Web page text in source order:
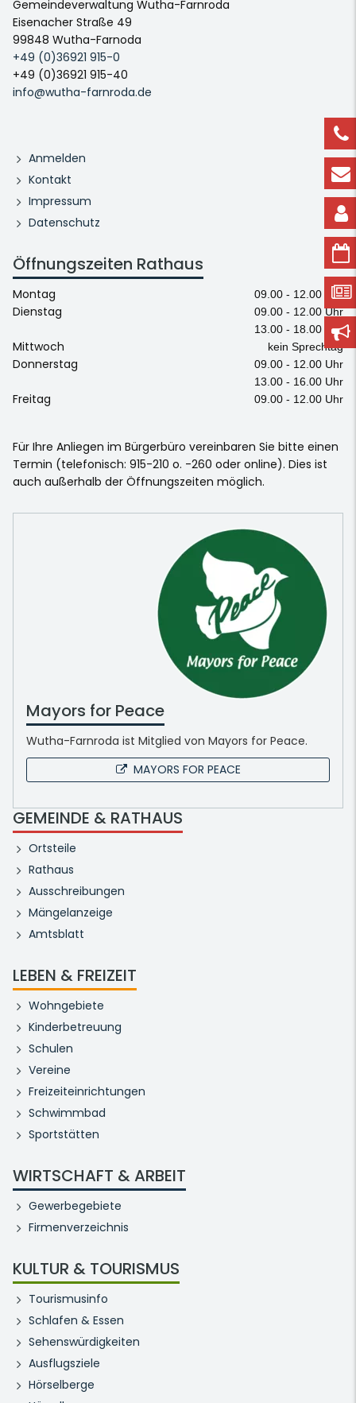
Gemeindeverwaltung Wutha-Farnroda
Eisenacher Straße 49
99848 Wutha-Farnoda
+49 (0)36921 915-0
+49 (0)36921 915-40
info@wutha-farnroda.de
Anmelden
Kontakt
Impressum
Datenschutz
Öffnungszeiten Rathaus
Montag 09.00 - 12.00 Uhr
Dienstag
09.00 - 12.00 Uhr
13.00 - 18.00 Uhr
Mittwoch kein Sprechtag
Donnerstag
09.00 - 12.00 Uhr
13.00 - 16.00 Uhr
Freitag 09.00 - 12.00 Uhr
Für Ihre Anliegen im Bürgerbüro vereinbaren Sie bitte einen
Termin (telefonisch: 915-210 o. -260 oder online). Dies ist
auch außerhalb der Öffnungszeiten möglich.
Mayors for Peace
Wutha-Farnroda ist Mitglied von Mayors for Peace.
MAYORS FOR PEACE
GEMEINDE & RATHAUS
Ortsteile
Rathaus
Ausschreibungen
Mängelanzeige
Amtsblatt
LEBEN & FREIZEIT
Wohngebiete
Kinderbetreuung
Schulen
Vereine
Freizeiteinrichtungen
Schwimmbad
Sportstätten
WIRTSCHAFT & ARBEIT
Gewerbegebiete
Firmenverzeichnis
KULTUR & TOURISMUS
Tourismusinfo
Schlafen & Essen
Sehenswürdigkeiten
Ausflugsziele
Hörselberge